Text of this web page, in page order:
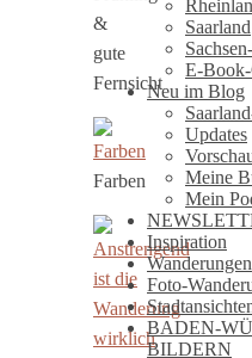
&
gute
Fernsicht
Farben
Saarland
E-
Neu im Blog
Updates
Meine
Mein
Inspiration
Wanderungen
Foto-
BADEN-
BILDERN